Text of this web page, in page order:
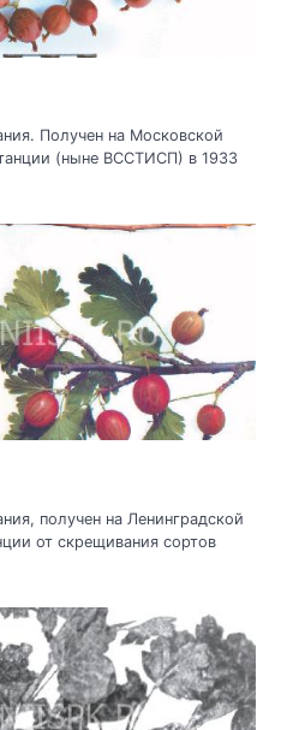
Получен на Московской
(ныне ВССТИСП) в 1933
получен на Ленинградской
от скрещивания сортов